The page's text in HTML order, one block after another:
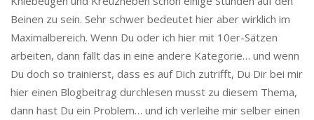
Beinen zu sein. Sehr schwer bedeutet hier aber wirklich im
Maximalbereich. Wenn Du oder ich hier mit 10er-Sätzen
arbeiten, dann fällt das in eine andere Kategorie… und wenn
Du doch so trainierst, dass es auf Dich zutrifft, Du Dir bei mir
hier einen Blogbeitrag durchlesen musst zu diesem Thema,
dann hast Du ein Problem… und ich verleihe mir selber einen